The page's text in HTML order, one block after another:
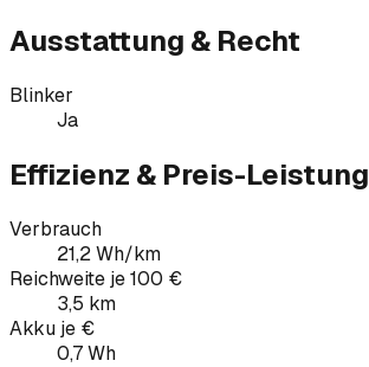
Ausstattung & Recht
Blinker
Ja
Effizienz & Preis-Leistung
Verbrauch
21,2 Wh/km
Reichweite je 100 €
3,5 km
Akku je €
0,7 Wh